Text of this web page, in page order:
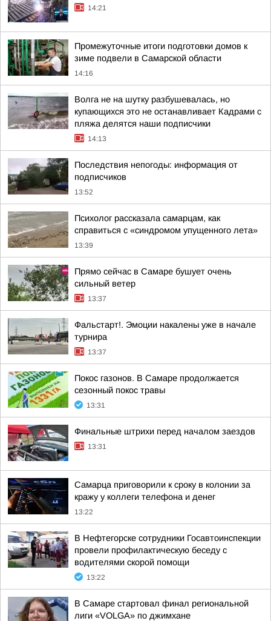
14:21
Промежуточные итоги подготовки домов к
зиме подвели в Самарской области
14:16
Волга не на шутку разбушевалась, но
купающихся это не останавливает Кадрами с
пляжа делятся наши подписчики
14:13
Последствия непогоды: информация от
подписчиков
13:52
Психолог рассказала самарцам, как
справиться с «синдромом упущенного лета»
13:39
Прямо сейчас в Самаре бушует очень
сильный ветер
13:37
Фальстарт!. Эмоции накалены уже в начале
турнира
13:37
Покос газонов. В Самаре продолжается
сезонный покос травы
13:31
Финальные штрихи перед началом заездов
13:31
Самарца приговорили к сроку в колонии за
кражу у коллеги телефона и денег
13:22
В Нефтегорске сотрудники Госавтоинспекции
провели профилактическую беседу с
водителями скорой помощи
13:22
В Самаре стартовал финал региональной
лиги «VOLGA» по джимхане